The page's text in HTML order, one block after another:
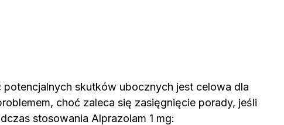
skutków ubocznych jest celowa dla
choć zaleca się zasięgnięcie porady, jeśli
stosowania Alprazolam 1 mg: